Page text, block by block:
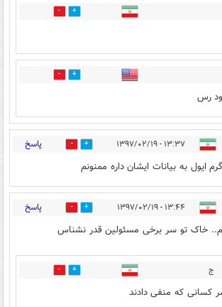
130
8
رس
۱۳:۳۷ - ۱۳۹۷/۰۲/۱۹ 367 پاسخ
ايول به بيانات ايشان داره ممنونم
۱۳:۴۴ - ۱۳۹۷/۰۲/۱۹ 298 پاسخ
خاک تو سر برخی مسئولین قدر نشناس
ج 122
کسانی که منفی دادند